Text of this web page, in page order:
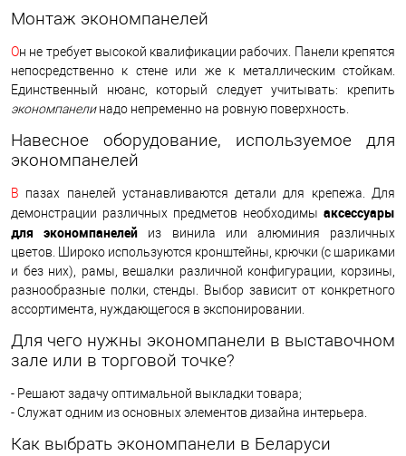
Монтаж экономпанелей
Он не требует высокой квалификации рабочих. Панели крепятся
непосредственно к стене или же к металлическим стойкам.
Единственный нюанс, который следует учитывать: крепить
экономпанелинадо непременно на ровную поверхность.
Навесное оборудование, используемое для
экономпанелей
В пазах панелей устанавливаются детали для крепежа. Для
демонстрации различных предметов необходимы аксессуары
для экономпанелей из винила или алюминия различных
цветов. Широко используются кронштейны, крючки (с шариками
и без них), рамы, вешалки различной конфигурации, корзины,
разнообразные полки, стенды. Выбор зависит от конкретного
ассортимента, нуждающегося в экспонировании.
Для чего нужны экономпанели в выставочном
зале или в торговой точке?
- Решают задачу оптимальной выкладки товара;
- Служат одним из основных элементов дизайна интерьера.
Как выбрать экономпанели в Беларуси